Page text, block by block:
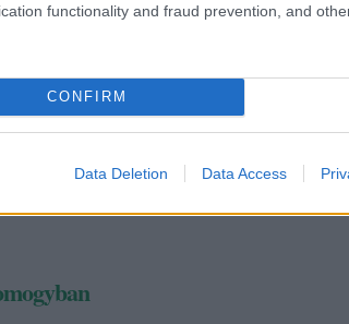
functionality and fraud prevention, and
CONFIRM
Data Deletion Data Access
0